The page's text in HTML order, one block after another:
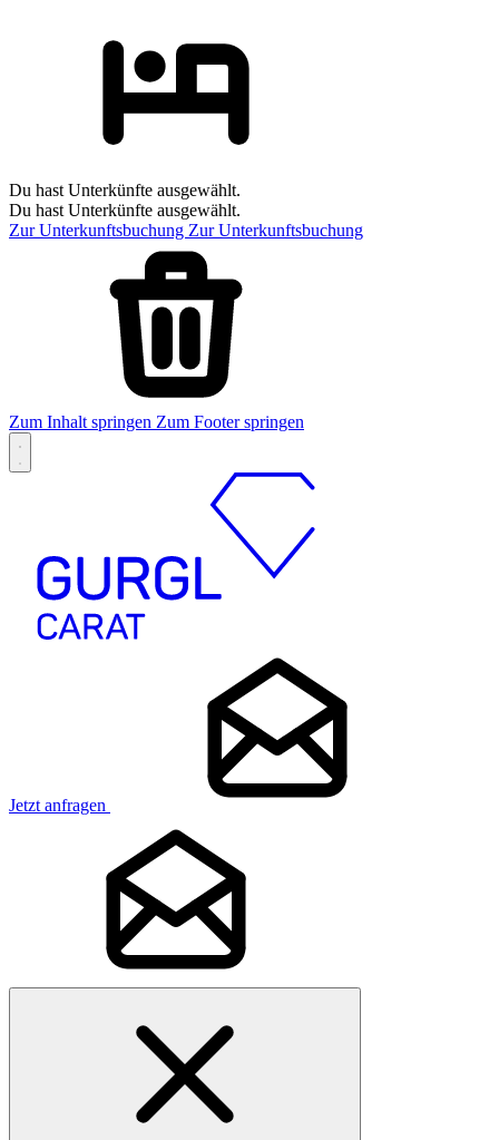
Du hast Unterkünfte ausgewählt.
Du hast Unterkünfte ausgewählt.
Zur Unterkunftsbuchung Zur Unterkunftsbuchung
Zum Inhalt springen Zum Footer springen
Jetzt anfragen